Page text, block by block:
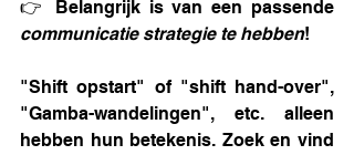
communicatie strategie te hebben!
"Shift opstart" of "shift hand-over",
"Gamba-wandelingen", etc. alleen
hebben hun betekenis. Zoek en vind